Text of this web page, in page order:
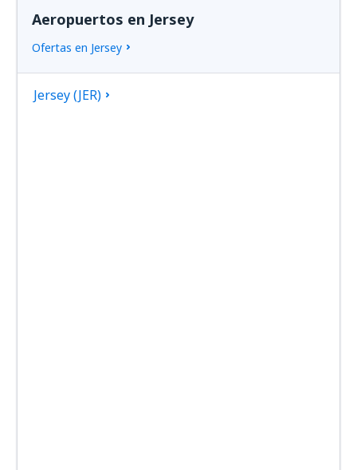
Aeropuertos en Jersey
Ofertas en Jersey
Jersey (JER)